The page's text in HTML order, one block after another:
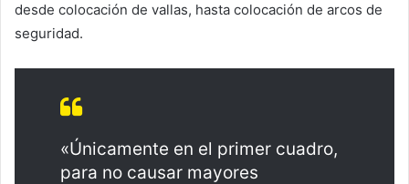
desde colocación de vallas, hasta colocación de arcos de
seguridad.
«Únicamente en el primer cuadro,
para no causar mayores